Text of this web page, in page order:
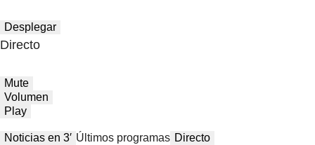
Desplegar
Directo
Mute
Volumen
Play
Noticias en 3′ Últimos programas Directo